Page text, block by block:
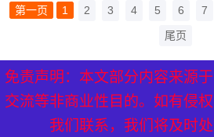
第一页 1 2 3 4 5 6 7
尾页
免责声明：本文部分内容来源
交流等非商业性目的。如有侵
我们联系，我们将及时